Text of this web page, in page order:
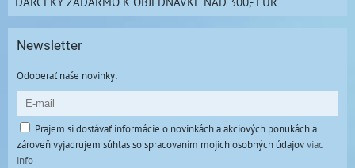
Newsletter
Odoberať naše novinky:
Prajem si dostávať informácie o novinkách a akciových ponukách a
zároveň vyjadrujem súhlas so spracovaním mojich osobných údajovviac
info